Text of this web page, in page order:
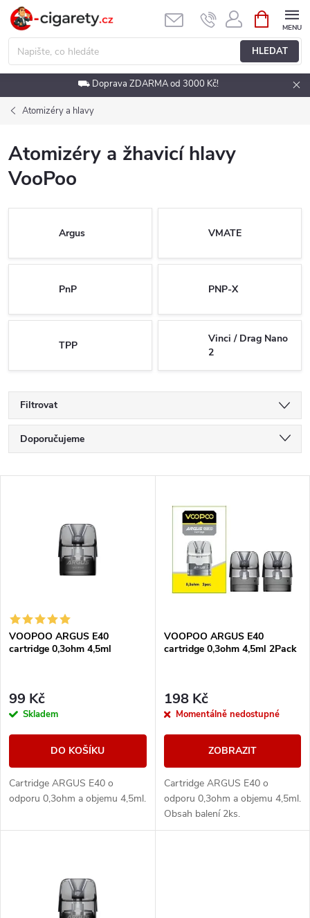
Přejít
obsah
HLEDAT
NÁKUPNÍ
KOŠÍK
⛟ Doprava ZDARMA od 3000 Kč!
Atomizéry a hlavy
Atomizéry a žhavicí hlavy
VooPoo
Argus VMATE
PnP PNP-X
TPP
Vinci / Drag Nano
2
Filtrovat
Ř
a
í
p
r
o
u
k
Doporučujeme
Nejprodávanější
Abecedně
s
p
r
o
d
u
k
VOOPOO ARGUS E40
cartridge 0,3ohm 4,5ml
99 Kč
Skladem
DO KOŠÍKU
Cartridge ARGUS E40 o
odporu 0,3ohm a objemu 4,5ml.
VOOPOO ARGUS E40
cartridge 0,3ohm 4,5ml 2Pack
198 Kč
Momentálně nedostupné
ZOBRAZIT
Cartridge ARGUS E40 o
odporu 0,3ohm a objemu 4,5ml.
Obsah balení 2ks.